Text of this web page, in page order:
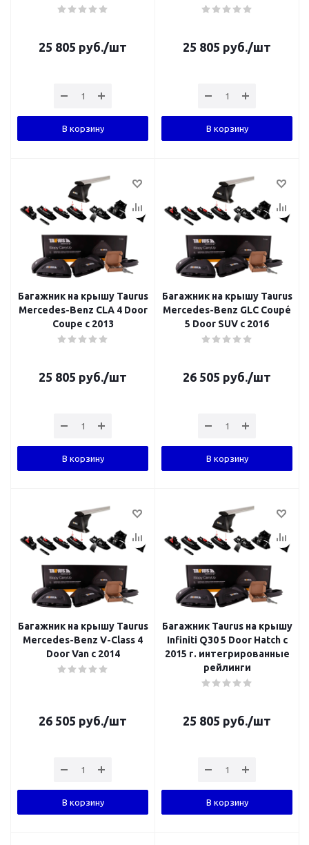
25 805 руб./шт
В корзину
25 805 руб./шт
В корзину
Багажник на крышу Taurus
Mercedes-Benz CLA 4 Door
Coupe с 2013
25 805 руб./шт
В корзину
Багажник на крышу Taurus
Mercedes-Benz GLC Coupé
5 Door SUV с 2016
26 505 руб./шт
В корзину
Багажник на крышу Taurus
Mercedes-Benz V-Class 4
Door Van с 2014
26 505 руб./шт
В корзину
Багажник Taurus на крышу
Infiniti Q30 5 Door Hatch с
2015 г. интегрированные
рейлинги
25 805 руб./шт
В корзину